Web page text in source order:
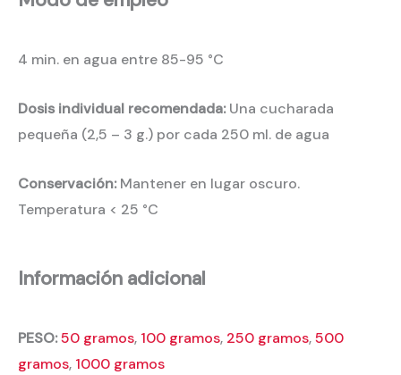
4 min. en agua entre 85-95 °C
Dosis individual recomendada:Una cucharada
pequeña (2,5 – 3 g.) por cada 250 ml. de agua
Conservación:Mantener en lugar oscuro.
Temperatura < 25 °C
Información adicional
PESO:50 gramos, 100 gramos, 250 gramos,500
gramos, 1000 gramos